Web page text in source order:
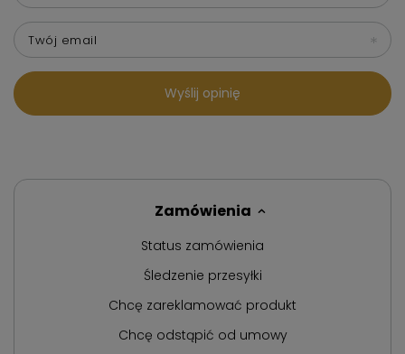
Twój email
Wyślij opinię
Zamówienia
Status zamówienia
Śledzenie przesyłki
Chcę zareklamować produkt
Chcę odstąpić od umowy